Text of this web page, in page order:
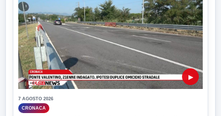
▶
7 AGOSTO 2026
CRONACA